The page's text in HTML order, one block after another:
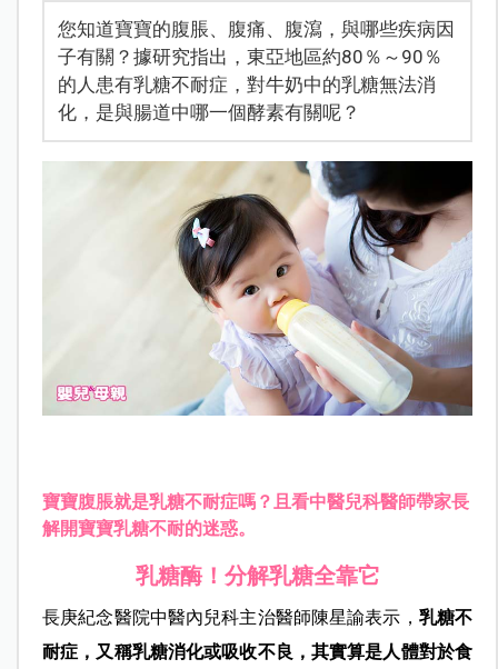
您知道寶寶的腹脹、腹痛、腹瀉，與哪些疾病因
子有關？據研究指出，東亞地區約80％～90％
的人患有乳糖不耐症，對牛奶中的乳糖無法消
化，是與腸道中哪一個酵素有關呢？
寶寶腹脹就是乳糖不耐症嗎？且看中醫兒科醫師帶家長
解開寶寶乳糖不耐的迷惑。
乳糖酶！分解乳糖全靠它
長庚紀念醫院中醫內兒科主治醫師陳星諭表示， 乳糖不
耐症，又稱乳糖消化或吸收不良，其實算是人體對於食